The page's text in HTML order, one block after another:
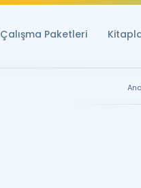
Çalışma Paketleri